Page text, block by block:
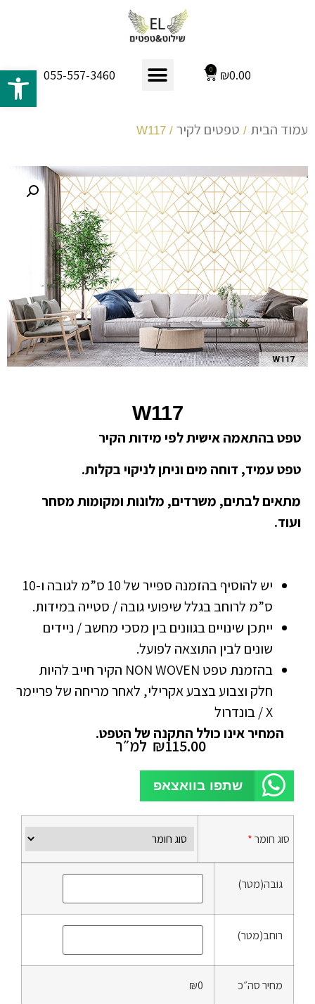
₪0.00
0
055-557-3460
עמוד הבית / טפטים לקיר / W117
W117
טפט בהתאמה אישית לפי מידות הקיר
טפט עמיד, דוחה מים וניתן לניקוי בקלות.
מתאים לבתים, משרדים, מלונות ומקומות מסחר
ועוד.
יש להוסיף בהזמנה ספייר של 10 ס”מ לגובה ו-10
ס”מ לרוחב בגלל שיפועי גובה / סטייה במידות.
ייתכן שינויים בגוונים בין מסכי מחשב / ניידים
שונים לבין התוצאה לפועל.
בהזמנת טפט NON WOVEN הקיר חייב להיות
חלק וצבוע בצבע אקרילי, לאחר מריחה של פריימר
X / בונדרול
המחיר אינו כולל התקנה של הטפט.
₪115.00 למ״ר
שתפו בוואצאפ
סוג חומר*
גובה(מטר)
רוחב(מטר)
מחיר סה״כ ₪0